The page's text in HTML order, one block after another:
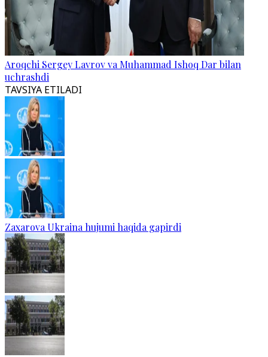
Aroqchi Sergey Lavrov va Muhammad Ishoq Dar bilan
uchrashdi
TAVSIYA ETILADI
Zaxarova Ukraina hujumi haqida gapirdi